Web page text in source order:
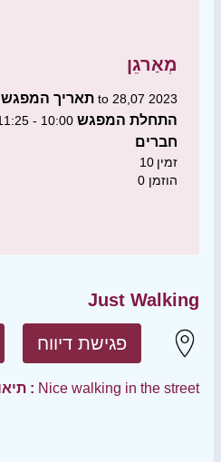
מְאַרגֵן
תאריך המפגש 28,07 2023 to 28,07 2023
התחלת המפגש 10:00 - 11:25
חברים
10 זמין
0 הוזמן
Just Walking
פגישת דיווח
תיאור הפגישה : Nice walking in the street